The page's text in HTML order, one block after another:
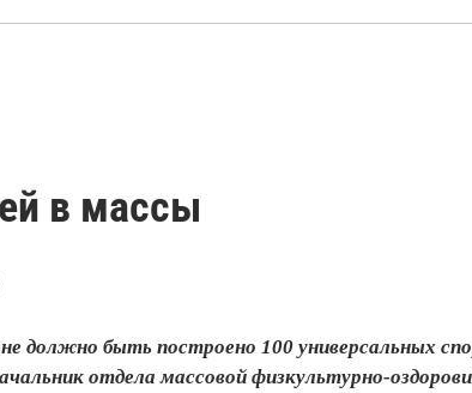
в массы
должно быть построено 100 универсальных
отдела массовой физкультурно-